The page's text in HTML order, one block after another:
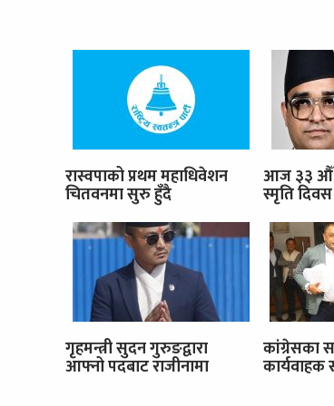
रास्वपाको प्रथम महाधिवेशन
चितवनमा सुरु हुँदै
आज ३३ औँ
स्मृति दिवस
गृहमन्त्री सुदन गुरुङद्वारा
आफ्नो पदबाट राजीनामा
कांग्रेसका